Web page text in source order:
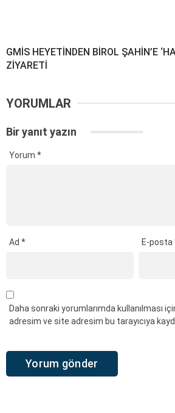
GMİS HEYETİNDEN BİROL ŞAHİN’E
ZİYARETİ
YORUMLAR
Bir yanıt yazın
Yorum *
Ad * E-posta
Daha sonraki yorumlarımda kullanılması
adresim ve site adresim bu tarayıcıya